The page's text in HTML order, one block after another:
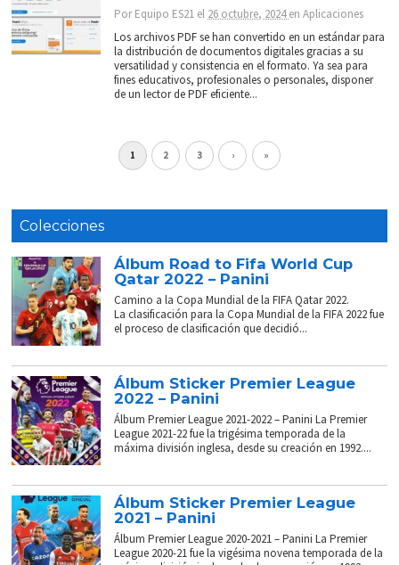
PorEquipo ES21 el 26 octubre, 2024enAplicaciones
Los archivos PDF se han convertido en un estándar para
la distribución de documentos digitales gracias a su
versatilidad y consistencia en el formato. Ya sea para
fines educativos, profesionales o personales, disponer
de un lector de PDF eficiente...
1 2 3 › »
Colecciones
Álbum Road to Fifa World Cup
Qatar 2022 – Panini
Camino a la Copa Mundial de la FIFA Qatar 2022.
La clasificación para la Copa Mundial de la FIFA 2022 fue
el proceso de clasificación que decidió...
Álbum Sticker Premier League
2022 – Panini
Álbum Premier League 2021-2022 – Panini La Premier
League 2021-22 fue la trigésima temporada de la
máxima división inglesa, desde su creación en 1992....
Álbum Sticker Premier League
2021 – Panini
Álbum Premier League 2020-2021 – Panini La Premier
League 2020-21 fue la vigésima novena temporada de la